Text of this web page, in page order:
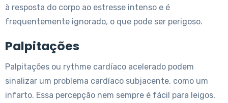
à resposta do corpo ao estresse intenso e é
frequentemente ignorado, o que pode ser perigoso.
Palpitações
Palpitações ou rythme cardíaco acelerado podem
sinalizar um problema cardíaco subjacente, como um
infarto. Essa percepção nem sempre é fácil para leigos,